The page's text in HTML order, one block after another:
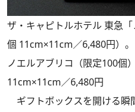
ザ・キャピトルホテル 東急
個 11cm×11cm／6,480円）。
ノエルアブリコ（限定100個）
11cm×11cm／6,480円
ギフトボックスを開ける瞬